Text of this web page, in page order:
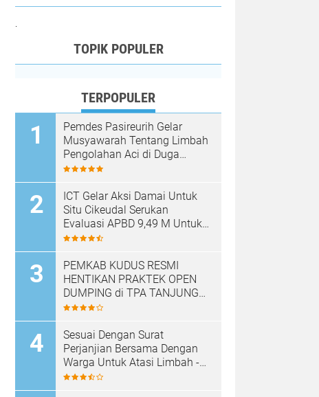
TOPIK POPULER
TERPOPULER
Pemdes Pasireurih Gelar
Musyawarah Tentang Limbah
Pengolahan Aci di Duga
Cemari Sungai Cisata
Sementara
ICT Gelar Aksi Damai Untuk
Situ Cikeudal Serukan
Evaluasi APBD 9,49 M Untuk
Skala Prioritaskan Kebutuhan
nya Butuh Kawasan wisata
PEMKAB KUDUS RESMI
HENTIKAN PRAKTEK OPEN
DUMPING di TPA TANJUNG
REJO, KEC.JEKULO
SISTEM PENGELOLAAN
SAMPAH BARU
Sesuai Dengan Surat
Perjanjian Bersama Dengan
Warga Untuk Atasi Limbah -
Pabrik Aci Giat Perbaiki Kobak